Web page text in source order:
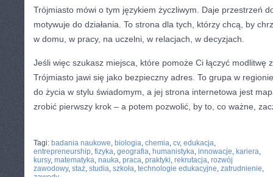
Trójmiasto mówi o tym językiem życzliwym. Daje przestrzeń
motywuje do działania. To strona dla tych, którzy chcą, by
w domu, w pracy, na uczelni, w relacjach, w decyzjach.
Jeśli więc szukasz miejsca, które pomoże Ci łączyć modlitwę
Trójmiasto jawi się jako bezpieczny adres. To grupa w
do życia w stylu świadomym, a jej strona internetowa jest
zrobić pierwszy krok – a potem pozwolić, by to, co ważne,
Tagi: badania naukowe, biologia, chemia, cv, edukacja,
entrepreneurship, fizyka, geografia, humanistyka, innowacje, kariera,
kursy, matematyka, nauka, praca, praktyki, rekrutacja, rozwój
zawodowy, staż, studia, szkoła, technologie edukacyjne, zatrudnienie,